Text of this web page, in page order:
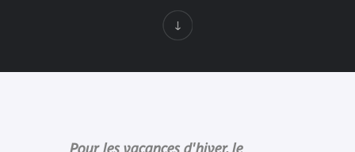
Pour les vacances d'hiver, le